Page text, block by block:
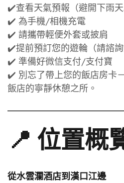
✔️查看天氣預報（避開下雨天
✔️ 為手機/相機充電
✔️ 請攜帶輕便外套或披肩
✔️提前預訂您的遊輪（請諮詢
✔️ 準備好微信支付/支付寶
✔️ 別忘了帶上您的飯店房卡
飯店的寧靜休憩之所。
📍 位置概
從水雲瀾酒店到漢口江邊